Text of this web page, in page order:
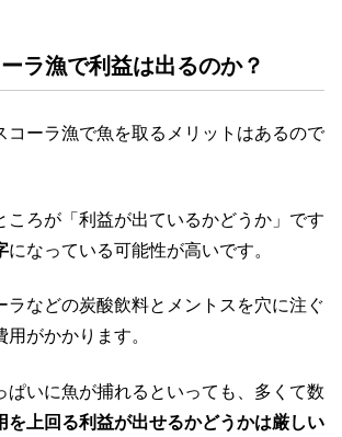
ラ漁で利益は出るのか？
コーラ漁で魚を取るメリットはあるので
ころが「利益が出ているかどうか」です
になっている可能性が高いです。
ラなどの炭酸飲料とメントスを穴に注ぐ
がかかります。
ぱいに魚が捕れるといっても、多くて数
を上回る利益が出せるかどうかは厳しい